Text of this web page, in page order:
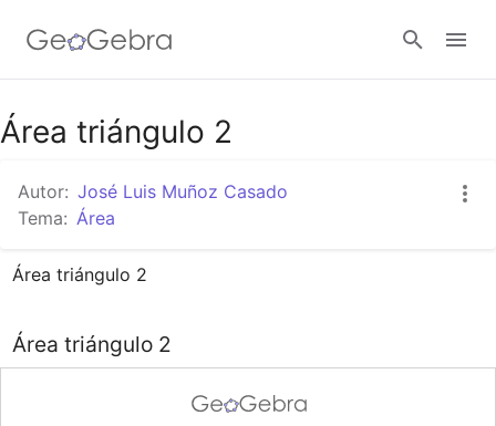
Google Classroom
GeoGebra Classroom
Área triángulo 2
Autor: José Luis Muñoz Casado
Tema: Área
Área triángulo 2
Área triángulo 2